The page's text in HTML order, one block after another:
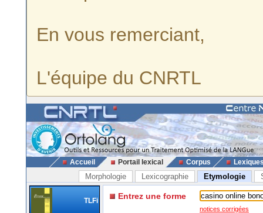
En vous remerciant,
L'équipe du CNRTL
Accueil Portail lexical Corpus
Morphologie Lexicographie Etymologie
TLFi Entrez une forme
notices corrigées